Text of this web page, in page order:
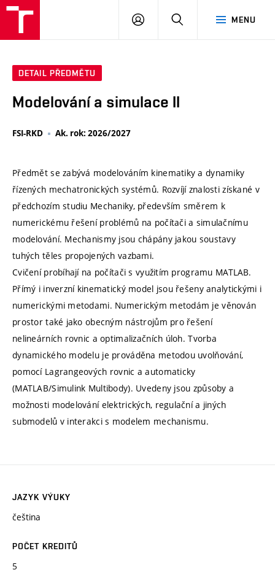
MENU
PŘIHLÁSIT
DETAIL PŘEDMĚTU
Modelování a simulace II
FSI-RKD Ak. rok: 2026/2027
Předmět se zabývá modelováním kinematiky a dynamiky
řízených mechatronických systémů. Rozvíjí znalosti získané v
předchozím studiu Mechaniky, především směrem k
numerickému řešení problémů na počítači a simulačnímu
modelování. Mechanismy jsou chápány jakou soustavy
tuhých těles propojených vazbami.
Cvičení probíhají na počítači s využitím programu MATLAB.
Přímý i inverzní kinematický model jsou řešeny analytickými i
numerickými metodami. Numerickým metodám je věnován
prostor také jako obecným nástrojům pro řešení
nelineárních rovnic a optimalizačních úloh. Tvorba
dynamického modelu je prováděna metodou uvolňování,
pomocí Lagrangeových rovnic a automaticky
(MATLAB/Simulink Multibody). Uvedeny jsou způsoby a
možnosti modelování elektrických, regulační a jiných
submodelů v interakci s modelem mechanismu.
JAZYK VÝUKY
čeština
POČET KREDITŮ
5